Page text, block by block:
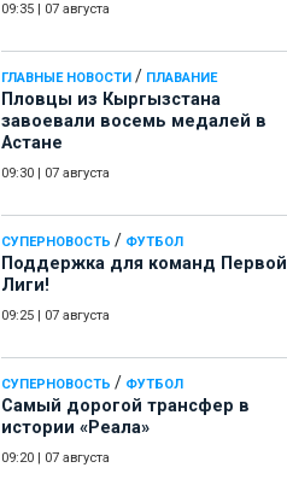
09:35 07 августа
ГЛАВНЫЕ НОВОСТИ / ПЛАВАНИЕ
Пловцы из Кыргызстана
завоевали восемь медалей в
Астане
09:30 07 августа
СУПЕРНОВОСТЬ / ФУТБОЛ
Поддержка для команд Первой
Лиги!
09:25 07 августа
СУПЕРНОВОСТЬ / ФУТБОЛ
Самый дорогой трансфер в
истории «Реала»
09:20 07 августа